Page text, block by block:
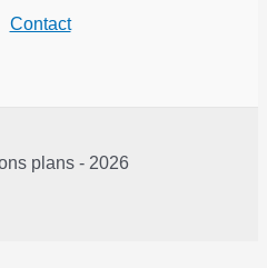
Contact
plans - 2026